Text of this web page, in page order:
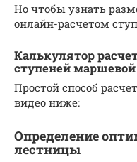
Но чтобы узнать
онлайн-расчетом
Калькулятор
ступеней
Простой способ
видео ниже:
Определение
лестницы